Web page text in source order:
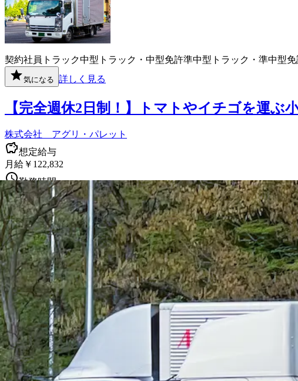
契約社員 トラック中型トラック・中型免許準中型トラック・準中型免
気になる 詳しく見る
【完全週休2日制！】トマトやイチゴを運ぶ
株式会社 アグリ・パレット
想定給与
月給￥122,832
勤務時間
午前8時30分〜午後6時30分
勤務地
宮城県石巻市
アルバイトパレット積みトラック 小型トラック・普通免許未経験者歓
気になる 詳しく見る
【完全週休2日制！】医薬品を運ぶ小型ドラ